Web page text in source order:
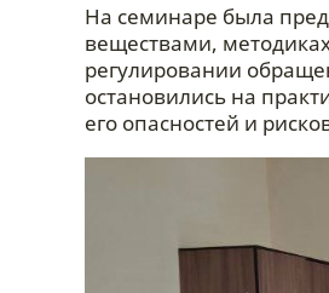
На семинаре была
веществами,
регулировании
остановились на
его опасностей и